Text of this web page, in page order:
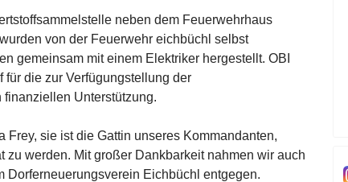
neben dem Feuerwehrhaus
von der Feuerwehr eichbüchl selbst
gemeinsam mit einem Elektriker hergestellt. OBI
für die zur Verfügungstellung der
Unterstützung.
sie ist die Gattin unseres Kommandanten,
zu werden. Mit großer Dankbarkeit nahmen wir auch
Dorferneuerungsverein Eichbüchl entgegen.